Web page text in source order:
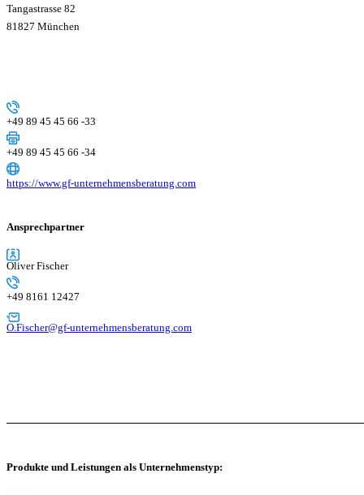
Tangastrasse 82
81827 München
+49 89 45 45 66 -33
+49 89 45 45 66 -34
https://www.gf-unternehmensberatung.com
Ansprechpartner
Oliver Fischer
+49 8161 12427
O.Fischer@gf-unternehmensberatung.com
Produkte und Leistungen als Unternehmenstyp: